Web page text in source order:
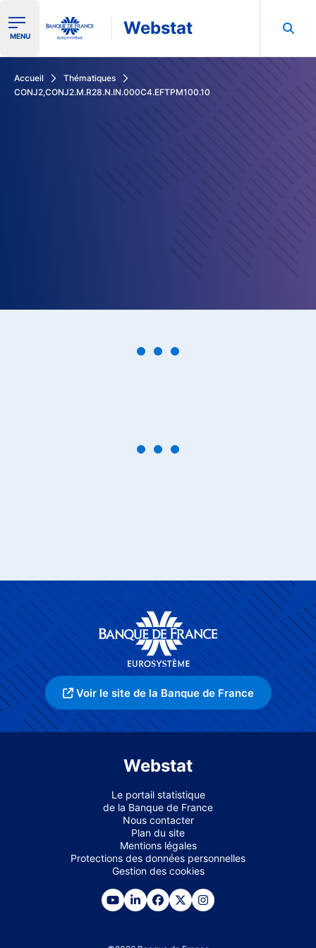
Ouvrir le menu de navigation
MENU Webstat
Accueil
Thématiques
CONJ2,CONJ2.M.R28.N.IN.000C4.EFTPM100.10
Voir le site de la Banque de France
Webstat
Le portail statistique
de la Banque de France
Nous contacter
Plan du site
Mentions légales
Protections des données personnelles
Gestion des cookies